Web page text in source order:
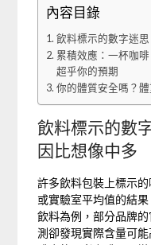
內容目錄
飲料標示的數字迷
累積效應：一杯咖
超乎你的預期
你的體質安全嗎？
飲料標示的數
因比想像中多
許多飲料包裝上標示
或實驗室平均值的結
飲料為例，部分品牌
測卻發現實際含量可